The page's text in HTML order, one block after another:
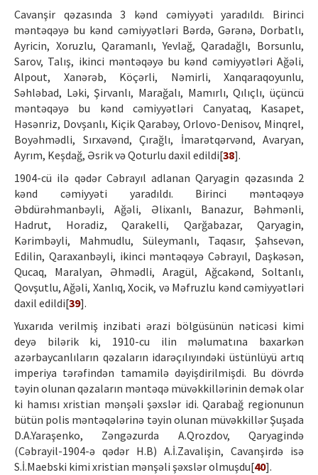
Cavanşir qəzasında 3 kənd cəmiyyəti yaradıldı. Birinci
məntəqəyə bu kənd cəmiyyətləri Bərdə, Gərənə, Dorbatlı,
Ayricin, Xoruzlu, Qaramanlı, Yevlağ, Qaradağlı, Borsunlu,
Sarov, Talış, ikinci məntəqəyə bu kənd cəmiyyətləri Ağəli,
Alpout, Xanərəb, Köçərli, Nəmirli, Xanqaraqoyunlu,
Səhləbad, Ləki, Şirvanlı, Marağalı, Mamırlı, Qılıçlı, üçüncü
məntəqəyə bu kənd cəmiyyətləri Canyataq, Kasapet,
Həsənriz, Dovşanlı, Kiçik Qarabəy, Orlovo-Denisov, Minqrel,
Boyəhmədli, Sırxavənd, Çırağlı, İmarətqərvənd, Avaryan,
Ayrım, Keşdağ, Əsrik və Qoturlu daxil edildi[38].
1904-cü ilə qədər Cəbrayıl adlanan Qaryagin qəzasında 2
kənd cəmiyyəti yaradıldı. Birinci məntəqəyə
Əbdürəhmanbəyli, Ağəli, Əlixanlı, Banazur, Bəhmənli,
Hadrut, Horadiz, Qarakelli, Qarğabazar, Qaryagin,
Kərimbəyli, Mahmudlu, Süleymanlı, Taqasır, Şahsevən,
Edilin, Qaraxanbəyli, ikinci məntəqəyə Cəbrayıl, Daşkəsən,
Qucaq, Maralyan, Əhmədli, Aragül, Ağcakənd, Soltanlı,
Qovşutlu, Ağəli, Xanlıq, Xocik, və Məfruzlu kənd cəmiyyətləri
daxil edildi[39].
Yuxarıda verilmiş inzibati ərazi bölgüsünün nəticəsi kimi
deyə bilərik ki, 1910-cu ilin məlumatına baxarkən
azərbaycanlıların qəzaların idarəçılıyındəki üstünlüyü artıq
imperiya tərəfindən tamamilə dəyişdirilmişdi. Bu dövrdə
təyin olunan qəzaların məntəqə müvəkkillərinin demək olar
ki hamısı xristian mənşəli şəxslər idi. Qarabağ regionunun
bütün polis məntəqələrinə təyin olunan müvəkkillər Şuşada
D.A.Yaraşenko, Zəngəzurda A.Qrozdov, Qaryagində
(Cəbrayil-1904-ə qədər H.B) A.İ.Zavalişin, Cavanşirdə isə
S.İ.Maebski kimi xristian mənşəli şəxslər olmuşdu[40].